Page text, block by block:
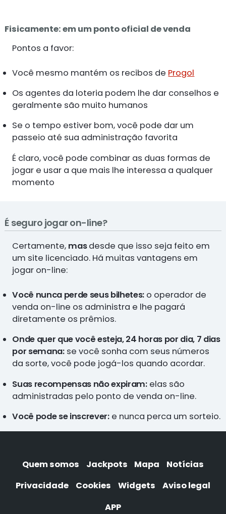
Fisicamente: em um ponto oficial de venda
Pontos a favor:
Você mesmo mantém os recibos de Progol
Os agentes da loteria podem lhe dar conselhos e
geralmente são muito humanos
Se o tempo estiver bom, você pode dar um
passeio até sua administração favorita
É claro, você pode combinar as duas formas de
jogar e usar a que mais lhe interessa a qualquer
momento
É seguro jogar on-line?
Certamente, masdesde que isso seja feito em
um site licenciado. Há muitas vantagens em
jogar on-line:
Você nunca perde seus bilhetes: o operador de
venda on-line os administra e lhe pagará
diretamente os prêmios.
Onde quer que você esteja, 24 horas por dia, 7 dias
por semana:se você sonha com seus números
da sorte, você pode jogá-los quando acordar.
Suas recompensas não expiram:elas são
administradas pelo ponto de venda on-line.
Você pode se inscrever:e nunca perca um sorteio.
Quem somos Jackpots Mapa
Notícias
Privacidade
Cookies Widgets
Aviso legal
APP